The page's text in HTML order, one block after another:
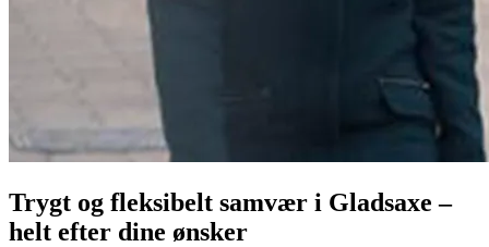
Trygt og fleksibelt samvær i Gladsaxe –
helt efter dine ønsker